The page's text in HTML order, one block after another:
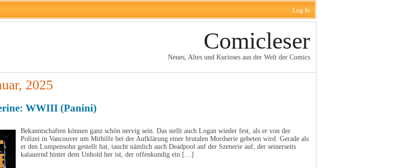
Log In
Comicleser
Neues, Altes und Kurioses aus der Welt der Comics
2025
WWIII (Panini)
Bekanntschaften können ganz schön nervig sein. Das stellt auch Logan wieder fest, als er von der
Polizei in Vancouver um Mithilfe bei der Aufklärung einer brutalen Mordserie gebeten wird. Gerade als
er den Lumpensohn gestellt hat, taucht nämlich auch Deadpool auf der Szenerie auf, der seinerseits
kalauernd hinter dem Unhold her ist, der offenkundig ein […]